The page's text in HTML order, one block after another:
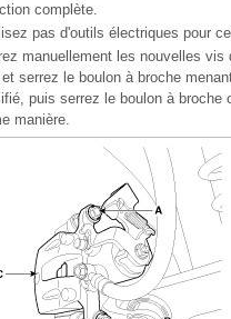
complète.
pas d'outils électriques pour
manuellement les nouvelles
serrez le boulon à broche
puis serrez le boulon à broche
manière.